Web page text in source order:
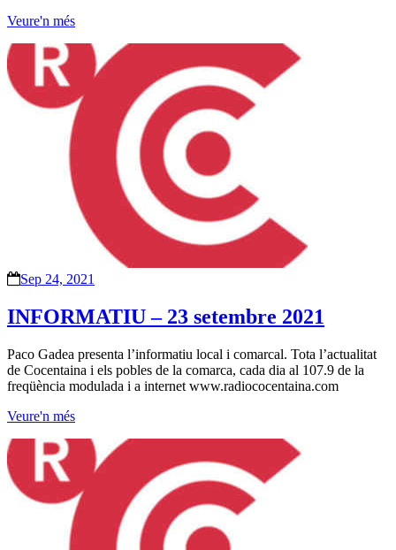
Veure'n més
Sep 24, 2021
INFORMATIU – 23 setembre 2021
Paco Gadea presenta l’informatiu local i comarcal. Tota l’actualitat
de Cocentaina i els pobles de la comarca, cada dia al 107.9 de la
freqüència modulada i a internet www.radiococentaina.com
Veure'n més